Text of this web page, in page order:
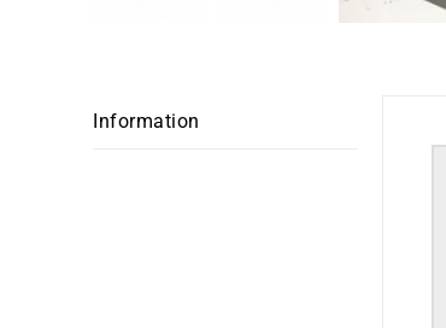
Information